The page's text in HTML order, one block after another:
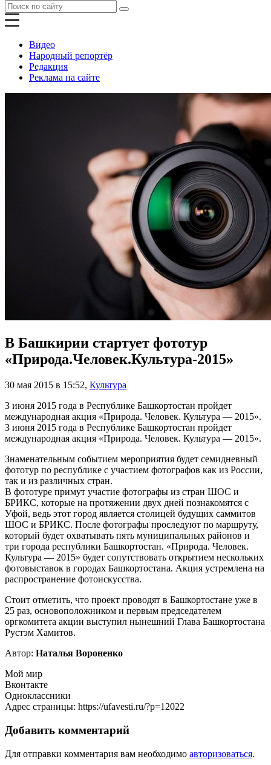
Видео
Народный репортёр
Редакция
Реклама на сайте
В Башкирии стартует фототур
«Природа.Человек.Культура-2015»
30 мая 2015 в 15:52, Культура
3 июня 2015 года в Республике Башкортостан пройдет
международная акция «Природа. Человек. Культура — 2015».
3 июня 2015 года в Республике Башкортостан пройдет
международная акция «Природа. Человек. Культура — 2015».
Знаменательным событием мероприятия будет семидневный
фототур по республике с участием фотографов как из России,
так и из различных стран.
В фототуре примут участие фотографы из стран ШОС и
БРИКС, которые на протяжении двух дней познакомятся с
Уфой, ведь этот город является столицей будущих саммитов
ШОС и БРИКС. После фотографы проследуют по маршруту,
который будет охватывать пять муниципальных районов и
три города республики Башкортостан. «Природа. Человек.
Культура — 2015» будет сопутствовать открытием нескольких
фотовыставок в городах Башкортостана. Акция устремлена на
распространение фотоискусства.
Стоит отметить, что проект проводят в Башкортостане уже в
25 раз, основоположником и первым председателем
оргкомитета акции выступил нынешний Глава Башкортостана
Рустэм Хамитов.
Автор: Наталья Вороненко
Мой мир
Вконтакте
Одноклассники
Адрес страницы: https://ufavesti.ru/?p=12022
Добавить комментарий
Для отправки комментария вам необходимо авторизоваться.